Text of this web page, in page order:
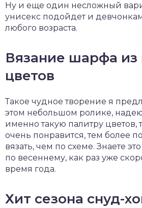
Ну и еще один несложный
унисекс подойдет и
любого возраста.
Вязание шарфа из
цветов
Такое чудное творение я
этом небольшом ролике,
именно такую палитру цветов,
очень понравится, тем более
вязать, чем по схеме. Знаете
по весеннему, как раз уже
время года.
Хит сезона снуд-